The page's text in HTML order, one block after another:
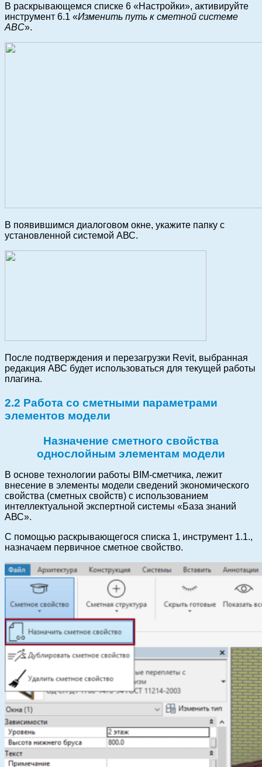
В раскрывающемся списке 6 «Настройки», активируйте
инструмент 6.1 «Изменить путь к сметной системе
АВС».
В появившимся диалоговом окне, укажите папку с
установленной системой АВС.
После подтверждения и перезагрузки Revit, выбранная
редакция АВС будет использоваться для текущей работы
плагина.
2.2 Работа со сметными параметрами
элементов модели
Назначение сметного свойства
однослойным элементам модели
В основе технологии работы BIM-сметчика, лежит
внесение в элементы модели сведений экономического
свойства (сметных свойств) с использованием
интеллектуальной экспертной системы «База знаний
АВС».
С помощью раскрывающегося списка 1, инструмент 1.1.,
назначаем первичное сметное свойство.